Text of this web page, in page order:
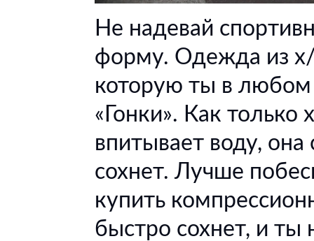
Не надевай
форму. Одежда из х/
которую ты в любом
«Гонки». Как только
впитывает воду, она
сохнет. Лучше
купить
быстро сохнет, и ты